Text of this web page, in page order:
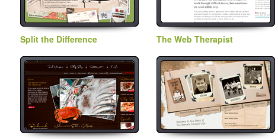
Split the Difference The Web Therapist